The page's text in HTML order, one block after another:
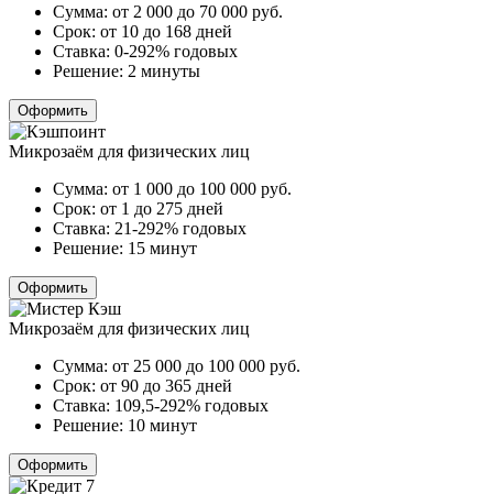
Сумма: от 2 000 до 70 000 руб.
Срок: от 10 до 168 дней
Ставка: 0-292% годовых
Решение: 2 минуты
Оформить
Микрозаём для физических лиц
Сумма: от 1 000 до 100 000 руб.
Срок: от 1 до 275 дней
Ставка: 21-292% годовых
Решение: 15 минут
Оформить
Микрозаём для физических лиц
Сумма: от 25 000 до 100 000 руб.
Срок: от 90 до 365 дней
Ставка: 109,5-292% годовых
Решение: 10 минут
Оформить